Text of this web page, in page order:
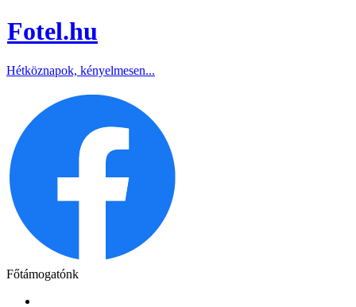
Fotel.hu
Hétköznapok, kényelmesen...
Főtámogatónk